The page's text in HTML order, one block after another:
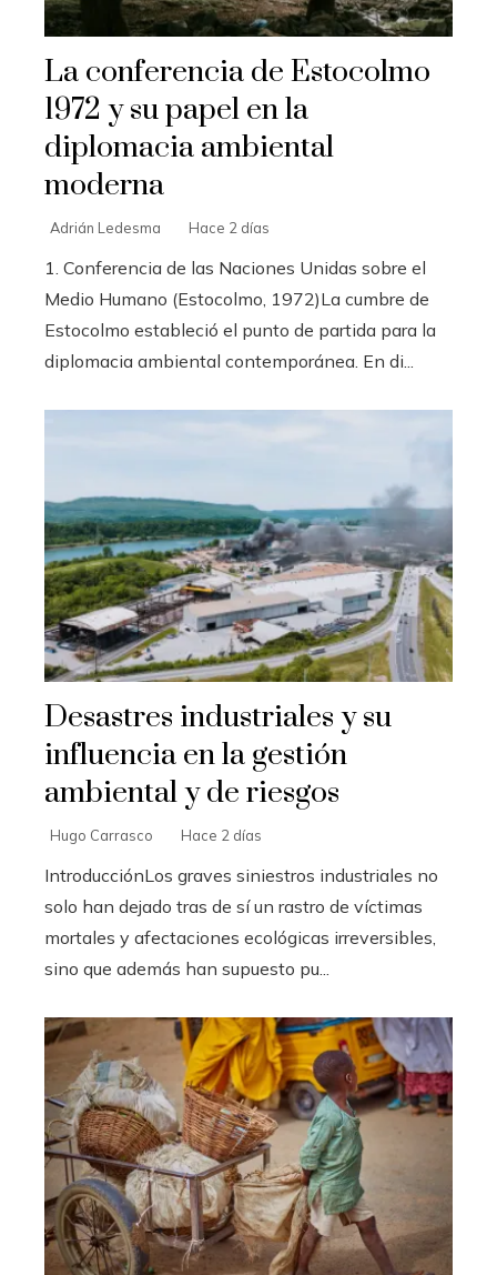
La conferencia de Estocolmo
1972 y su papel en la
diplomacia ambiental
moderna
Adrián Ledesma Hace 2 días
1. Conferencia de las Naciones Unidas sobre el
Medio Humano (Estocolmo, 1972)La cumbre de
Estocolmo estableció el punto de partida para la
diplomacia ambiental contemporánea. En di...
Desastres industriales y su
influencia en la gestión
ambiental y de riesgos
Hugo Carrasco Hace 2 días
IntroducciónLos graves siniestros industriales no
solo han dejado tras de sí un rastro de víctimas
mortales y afectaciones ecológicas irreversibles,
sino que además han supuesto pu...